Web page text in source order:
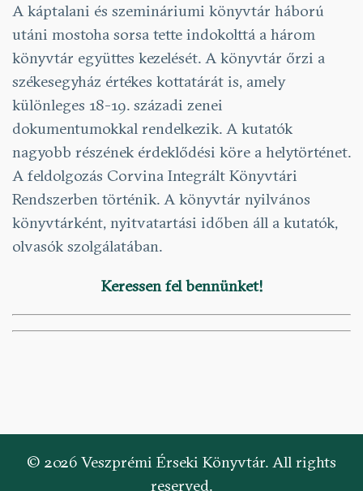
A káptalani és szemináriumi könyvtár háború
utáni mostoha sorsa tette indokolttá a három
könyvtár együttes kezelését. A könyvtár őrzi a
székesegyház értékes kottatárát is, amely
különleges 18-19. századi zenei
dokumentumokkal rendelkezik. A kutatók
nagyobb részének érdeklődési köre a helytörténet.
A feldolgozás Corvina Integrált Könyvtári
Rendszerben történik. A könyvtár nyilvános
könyvtárként, nyitvatartási időben áll a kutatók,
olvasók szolgálatában.
Keressen fel bennünket!
© 2026 Veszprémi Érseki Könyvtár. All rights
reserved.